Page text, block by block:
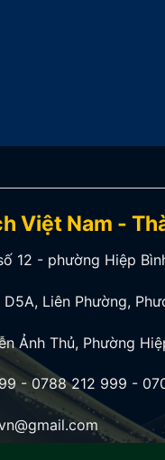
Việt Nam -
12 - phường Hiệp
Liên Phường,
Ảnh Thủ, Phường
- 0788 212 999 -